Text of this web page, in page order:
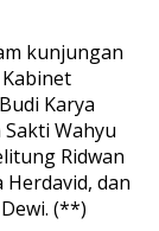
kunjungan
Karya
Wahyu
Ridwan
Herdavid, dan
(**)